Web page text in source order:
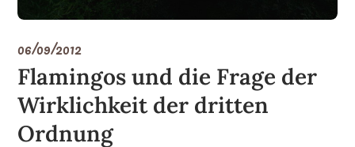
06/09/2012
Flamingos und die Frage der
Wirklichkeit der dritten
Ordnung